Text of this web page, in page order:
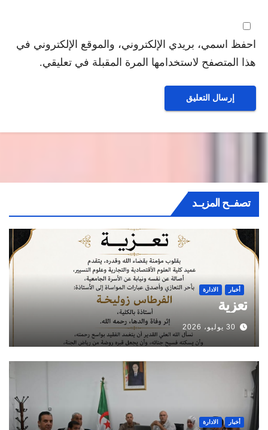
احفظ اسمي، بريدي الإلكتروني، والموقع الإلكتروني في
هذا المتصفح لاستخدامها المرة المقبلة في تعليقي.
تصفــح المزيــد
أخبار الادارة
تعزية
30 يوليو، 2026
أخبار الادارة